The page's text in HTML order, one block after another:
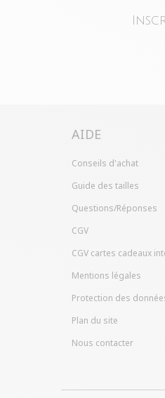
AIDE
Conseils d'achat
Guide des tailles
Questions/Réponses
CGV
CGV cartes cadeaux
Mentions légales
Protection des
Plan du site
Nous contacter